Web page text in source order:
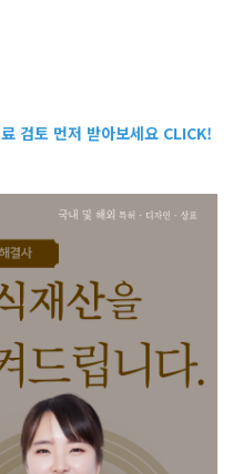
검토 먼저 받아보세요 CLICK!